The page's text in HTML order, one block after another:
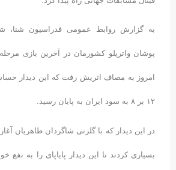
به گزارش روابط عمومی فدراسیون شنا،
امروز به مصاف اتریش رفت که این دیدار
۱۲ بر ۸ به سود ایران به پایان رسید.
در این دیدار که با گلزنی شاگردان طاهریان
بسیاری کردند تا این دیدار پایاپای را به نفع